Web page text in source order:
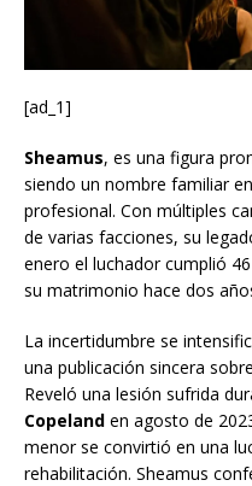
[ad_1]
Sheamus, es una figura
siendo un nombre familiar
profesional. Con múltiples
de varias facciones, su
enero el luchador cumplió
su matrimonio hace dos
La incertidumbre se
una publicación sincera
Reveló una lesión sufrida
Copeland en agosto de
menor se convirtió en una
rehabilitación. Sheamus